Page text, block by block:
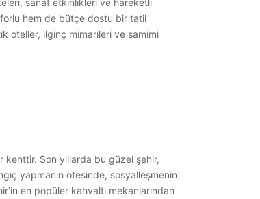
sanat etkinlikleri ve hareketli
hem de bütçe dostu bir tatil
oteller, ilginç mimarileri ve samimi
kenttir. Son yıllarda bu güzel şehir,
yapmanın ötesinde, sosyalleşmenin
en popüler kahvaltı mekanlarından